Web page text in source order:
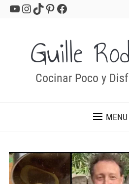
YouTube
Instagram
TikTok
Pinterest
Facebook
Guille
Cocinar Poco y
MENU